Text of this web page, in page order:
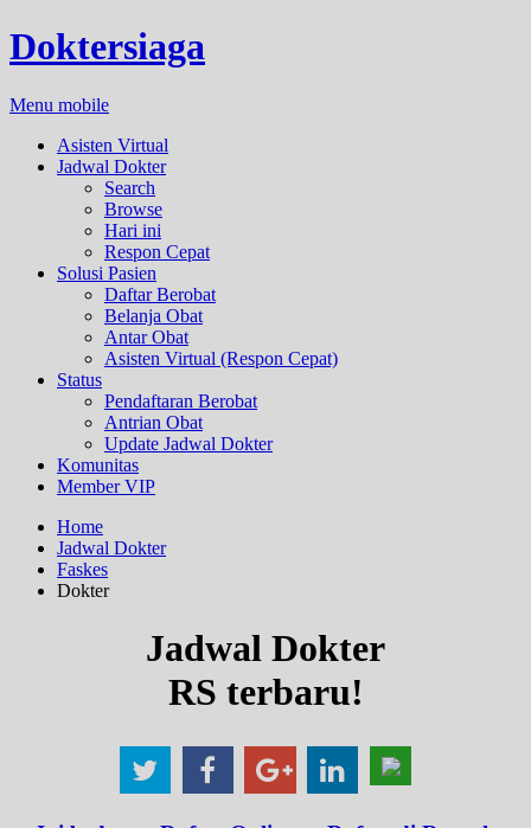
Doktersiaga
Menu mobile
Asisten Virtual
Jadwal Dokter
Search
Browse
Hari ini
Respon Cepat
Solusi Pasien
Daftar Berobat
Belanja Obat
Antar Obat
Asisten Virtual (Respon Cepat)
Status
Pendaftaran Berobat
Antrian Obat
Update Jadwal Dokter
Komunitas
Member VIP
Home
Jadwal Dokter
Faskes
Dokter
Jadwal Dokter
RS terbaru!